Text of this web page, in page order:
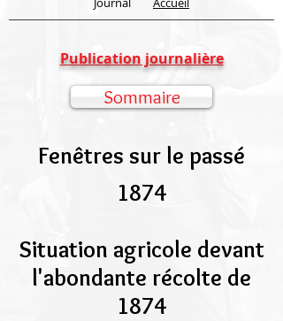
Publication journalière
Fenêtres sur le passé
1874
Situation agricole devant
l'abondante récolte de
1874
Sommaire